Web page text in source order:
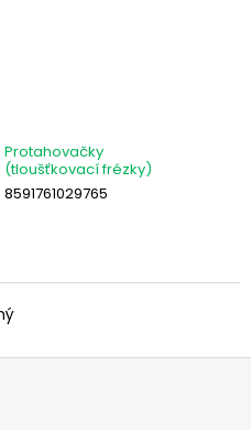
Protahovačky
(tloušťkovací frézky)
8591761029765